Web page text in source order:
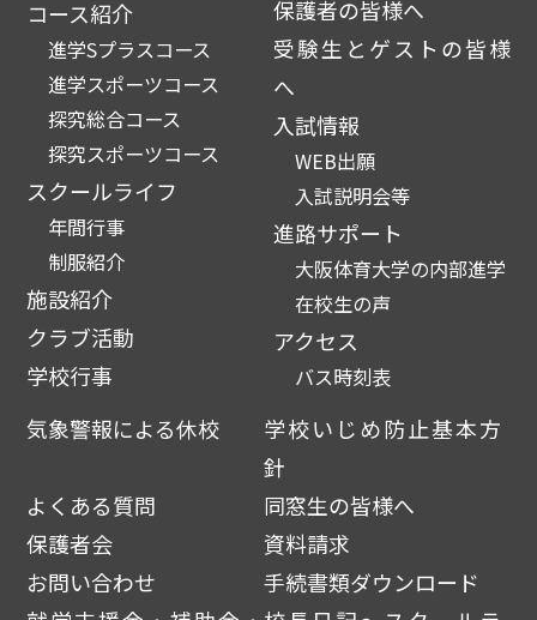
コース紹介
進学Sプラスコース
進学スポーツコース
探究総合コース
探究スポーツコース
スクールライフ
年間行事
制服紹介
施設紹介
クラブ活動
学校行事
保護者の皆様へ
受験生とゲストの皆様
へ
入試情報
WEB出願
入試説明会等
進路サポート
大阪体育大学の内部進学
在校生の声
アクセス
バス時刻表
気象警報による休校
学校いじめ防止基本方
針
よくある質問
同窓生の皆様へ
保護者会
資料請求
お問い合わせ
手続書類ダウンロード